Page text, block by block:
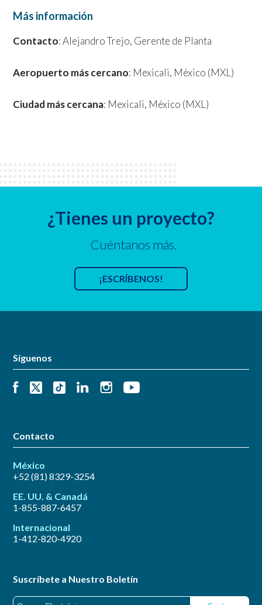
Más información
Contacto: Alejandro Trejo, Gerente de Planta
Aeropuerto más cercano: Mexicali, México (MXL)
Ciudad más cercana: Mexicali, México (MXL)
¿Tienes un proyecto?
Cuéntanos más.
¡ESCRÍBENOS!
Síguenos
Contacto
México
+52 (81) 8329-3254
EE. UU. & Canadá
1-855-887-6457
Internacional
1-412-820-4920
Suscríbete a Nuestro Boletín